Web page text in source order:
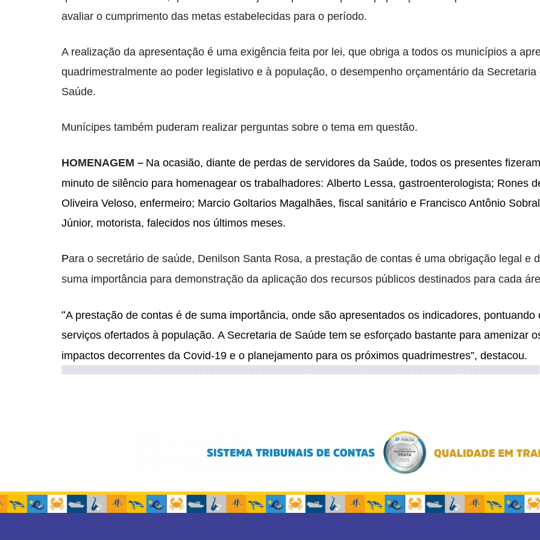
avaliar o cumprimento das metas estabelecidas para o período.
A realização da apresentação é uma exigência feita por lei, que obriga a todos os municípios a
quadrimestralmente ao poder legislativo e à população, o desempenho orçamentário da Secretaria
Saúde.
Munícipes também puderam realizar perguntas sobre o tema em questão.
HOMENAGEM – Na ocasião, diante de perdas de servidores da Saúde, todos os presentes
minuto de silêncio para homenagear os trabalhadores: Alberto Lessa, gastroenterologista; Rones
Oliveira Veloso, enfermeiro; Marcio Goltarios Magalhães, fiscal sanitário e Francisco Antônio Sobral
Júnior, motorista, falecidos nos últimos meses.
Para o secretário de saúde, Denilson Santa Rosa, a prestação de contas é uma obrigação legal e
suma importância para demonstração da aplicação dos recursos públicos destinados para cada
“A prestação de contas é de suma importância, onde são apresentados os indicadores, pontuando
serviços ofertados à população. A Secretaria de Saúde tem se esforçado bastante para amenizar
impactos decorrentes da Covid-19 e o planejamento para os próximos quadrimestres”, destacou.